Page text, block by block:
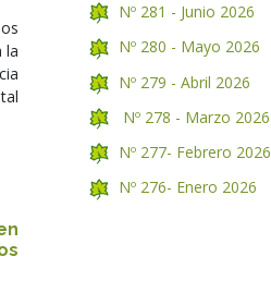
la
Nº 281 - Junio 2026
Nº 280 - Mayo 2026
Nº 279 - Abril 2026
Nº 278 - Marzo 2026
Nº 277- Febrero 2026
Nº 276- Enero 2026